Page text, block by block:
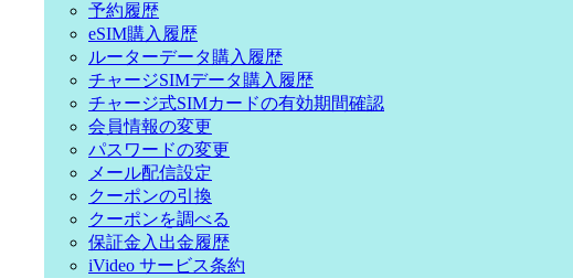
予約履歴
eSIM購入履歴
ルーターデータ購入履歴
チャージSIMデータ購入履歴
チャージ式SIMカードの有効期間確認
会員情報の変更
パスワードの変更
メール配信設定
クーポンの引換
クーポンを調べる
保証金入出金履歴
iVideo サービス条約